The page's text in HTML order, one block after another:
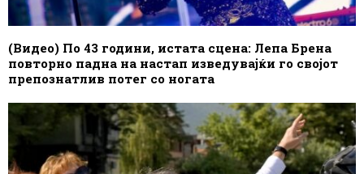
(Видео) По 43 години, истата сцена: Лепа Брена
повторно падна на настап изведувајќи го својот
препознатлив потег со ногата